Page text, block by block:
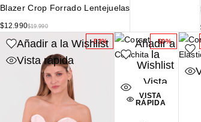
Blazer Crop Forrado Lentejuelas
$19.990
$12.990
-53%
Añadir a la Wishlist
Vista rápida
-50%
Añadir a
la
Wishlist
Vista
rápida
VISTA
RÁPIDA